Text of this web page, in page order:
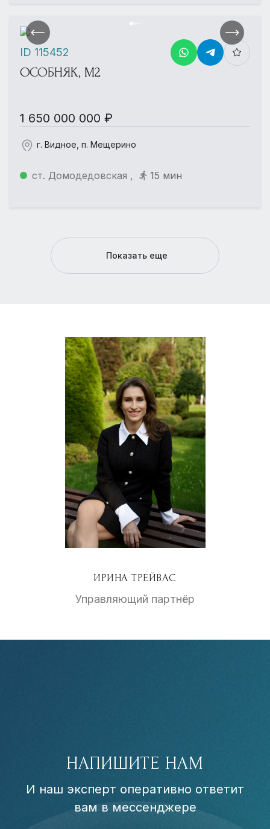
ОСОБНЯК, М2
1 650 000 000 ₽
г. Видное, п. Мещерино
ст. Домодедовская , 15 мин
ID 115452
Показать еще
ИРИНА ТРЕЙВАС
Управляющий партнёр
НАПИШИТЕ НАМ
И наш эксперт оперативно ответит
вам в мессенджере